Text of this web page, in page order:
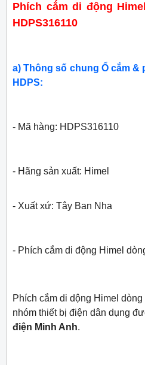
Phích cắm di động
HDPS316110
a) Thông số chung Ổ cắm &
HDPS:
- Mã hàng: HDPS316110
- Hãng sản xuất: Himel
- Xuất xứ: Tây Ban Nha
- Phích cắm di động Himel
Phích cắm di dộng Himel
nhóm thiết bị điện dân dụng
điện Minh Anh.